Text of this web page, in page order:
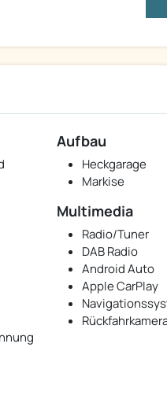
Aufbau
Heckgarage
Markise
Multimedia
Radio/Tuner
DAB Radio
Android Auto
Apple CarPlay